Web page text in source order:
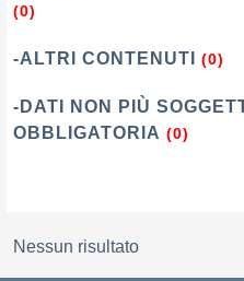
(0)
-ALTRI CONTENUTI (0)
-DATI NON PIÙ
OBBLIGATORIA (0)
Nessun risultato